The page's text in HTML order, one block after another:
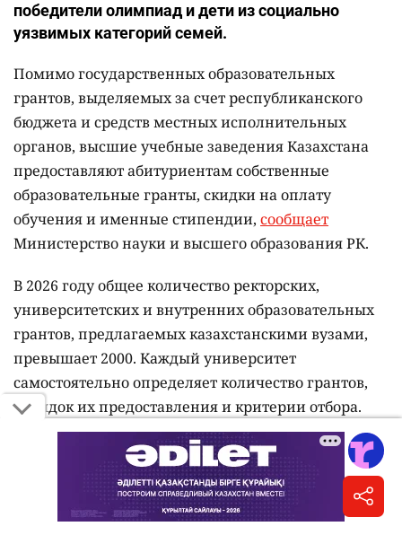
победители олимпиад и дети из социально
уязвимых категорий семей.
Помимо государственных образовательных
грантов, выделяемых за счет республиканского
бюджета и средств местных исполнительных
органов, высшие учебные заведения Казахстана
предоставляют абитуриентам собственные
образовательные гранты, скидки на оплату
обучения и именные стипендии, сообщает
Министерство науки и высшего образования РК.
В 2026 году общее количество ректорских,
университетских и внутренних образовательных
грантов, предлагаемых казахстанскими вузами,
превышает 2000. Каждый университет
самостоятельно определяет количество грантов,
порядок их предоставления и критерии отбора.
При рассмотрении заявок учитываются
результаты Единого национального тестирования,
академические достижения, наличие знака
"Алтын белгі", победы в олимпиадах, научных,
творческих и спортивных конкурсах, а также